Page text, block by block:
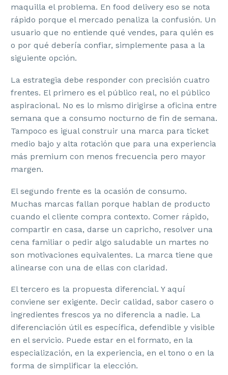
maquilla el problema. En food delivery eso se nota
rápido porque el mercado penaliza la confusión. Un
usuario que no entiende qué vendes, para quién es
o por qué debería confiar, simplemente pasa a la
siguiente opción.
La estrategia debe responder con precisión cuatro
frentes. El primero es el público real, no el público
aspiracional. No es lo mismo dirigirse a oficina entre
semana que a consumo nocturno de fin de semana.
Tampoco es igual construir una marca para ticket
medio bajo y alta rotación que para una experiencia
más premium con menos frecuencia pero mayor
margen.
El segundo frente es la ocasión de consumo.
Muchas marcas fallan porque hablan de producto
cuando el cliente compra contexto. Comer rápido,
compartir en casa, darse un capricho, resolver una
cena familiar o pedir algo saludable un martes no
son motivaciones equivalentes. La marca tiene que
alinearse con una de ellas con claridad.
El tercero es la propuesta diferencial. Y aquí
conviene ser exigente. Decir calidad, sabor casero o
ingredientes frescos ya no diferencia a nadie. La
diferenciación útil es específica, defendible y visible
en el servicio. Puede estar en el formato, en la
especialización, en la experiencia, en el tono o en la
forma de simplificar la elección.